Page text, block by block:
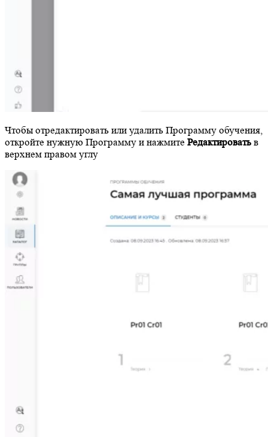
Чтобы отредактировать или удалить Программу обучения,
откройте нужную Программу и нажмите Редактировать в
верхнем правом углу